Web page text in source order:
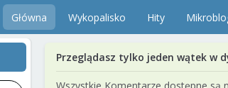
Główna Wykopalisko Hity
Przeglądasz tylko jeden wątek w